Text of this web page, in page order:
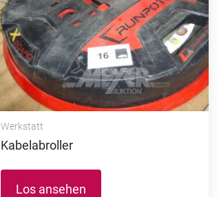
Werkstatt
Kabelabroller
Los ansehen